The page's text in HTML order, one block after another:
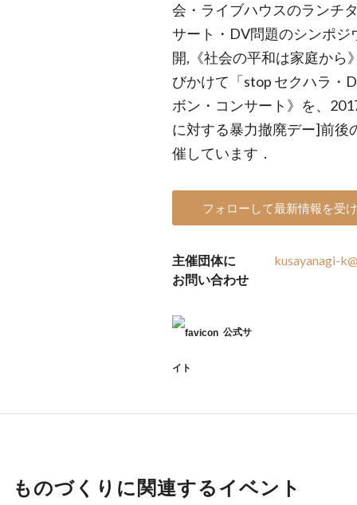
会・ライブハウスのランチ
サート・DV問題のシンポ
開,《社会の平和は家庭から
びかけて「stop セクハラ・
ボン・コンサート》を、
に対する暴力撤廃デー]前後
催しています．
フォローして最新情報を受
主催団体に
お問い合わせ
kusayanagi-
公式サ
イト
ものづくりに関連するイベント